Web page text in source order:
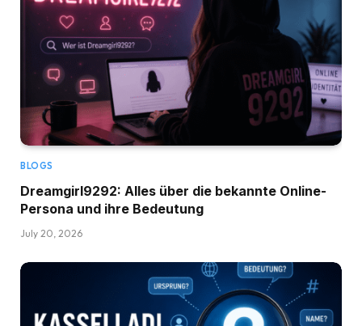
BLOGS
Dreamgirl9292: Alles über die bekannte Online-
Persona und ihre Bedeutung
July 20, 2026